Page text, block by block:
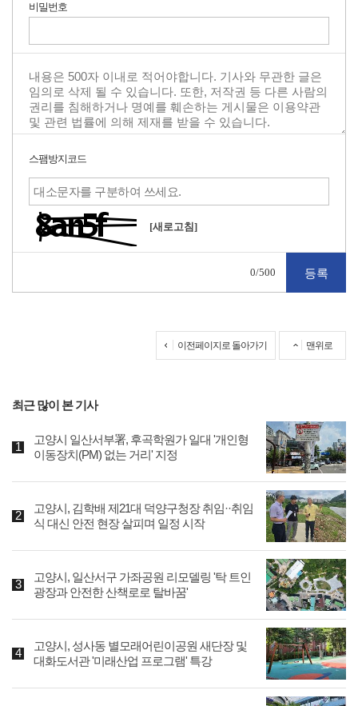
비밀번호
스팸방지코드
[새로고침]
0/500
이전페이지로 돌아가기 맨위로
최근 많이 본 기사
고양시 일산서부署, 후곡학원가 일대 '개인형
이동장치(PM) 없는 거리' 지정
고양시, 김학배 제21대 덕양구청장 취임··취임
식 대신 안전 현장 살피며 일정 시작
고양시, 일산서구 가좌공원 리모델링 '탁 트인
광장과 안전한 산책로로 탈바꿈'
고양시, 성사동 별모래어린이공원 새단장 및
대화도서관 '미래산업 프로그램' 특강